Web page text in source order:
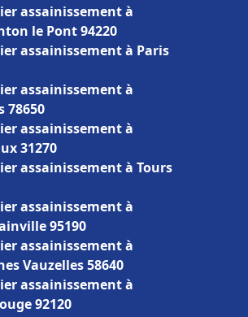
assainissement à
le Pont 94220
assainissement à Paris
assainissement à
78650
assainissement à
31270
assainissement à Tours
assainissement à
95190
assainissement à
Vauzelles 58640
assainissement à
92120